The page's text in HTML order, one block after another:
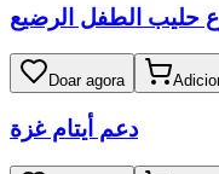
حليب الطفل الرضيع
Doar agora
دعم أيتام غزة